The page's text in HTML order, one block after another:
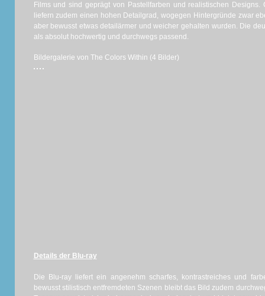
Films und sind geprägt von Pastellfarben und realistischen Designs.
liefern zudem einen hohen Detailgrad, wogegen Hintergründe zwar
aber bewusst etwas detailärmer und weicher gehalten wurden. Die
als absolut hochwertig und durchwegs passend.
Bildergalerie von The Colors Within (4 Bilder)
Details der Blu-ray
Die Blu-ray liefert ein angenehm scharfes, kontrastreiches und
bewusst stilistisch entfremdeten Szenen bleibt das Bild zudem